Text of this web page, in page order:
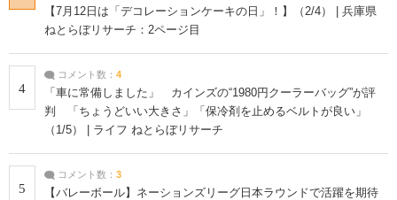
【7月12日は「デコレーションケーキの日」！】（2/4） | 兵庫県
ねとらぼリサーチ：2ページ目
4
コメント数： 4
「車に常備しました」 カインズの“1980円クーラーバッグ”が評
判 「ちょうどいい大きさ」「保冷剤を止めるベルトが良い」
（1/5） | ライフ ねとらぼリサーチ
5
コメント数： 3
【バレーボール】ネーションズリーグ日本ラウンドで活躍を期待